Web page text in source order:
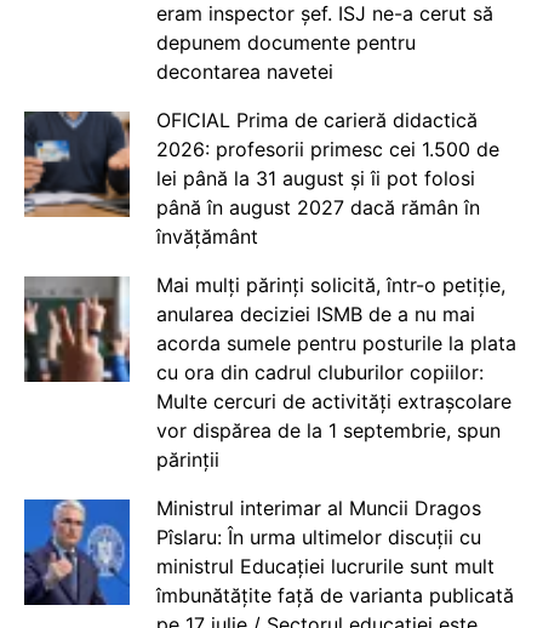
eram inspector șef. ISJ ne-a cerut să
depunem documente pentru
decontarea navetei
OFICIAL Prima de carieră didactică
2026: profesorii primesc cei 1.500 de
lei până la 31 august și îi pot folosi
până în august 2027 dacă rămân în
învățământ
Mai mulți părinți solicită, într-o petiție,
anularea deciziei ISMB de a nu mai
acorda sumele pentru posturile la plata
cu ora din cadrul cluburilor copiilor:
Multe cercuri de activități extrașcolare
vor dispărea de la 1 septembrie, spun
părinții
Ministrul interimar al Muncii Dragos
Pîslaru: În urma ultimelor discuții cu
ministrul Educației lucrurile sunt mult
îmbunătățite față de varianta publicată